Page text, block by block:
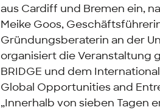
aus Cardiff und Bremen ein,
Meike Goos,
Gründungsberaterin an der
organisiert die Veranstaltung
BRIDGE und dem
Global Opportunities and
„Innerhalb von sieben Tagen